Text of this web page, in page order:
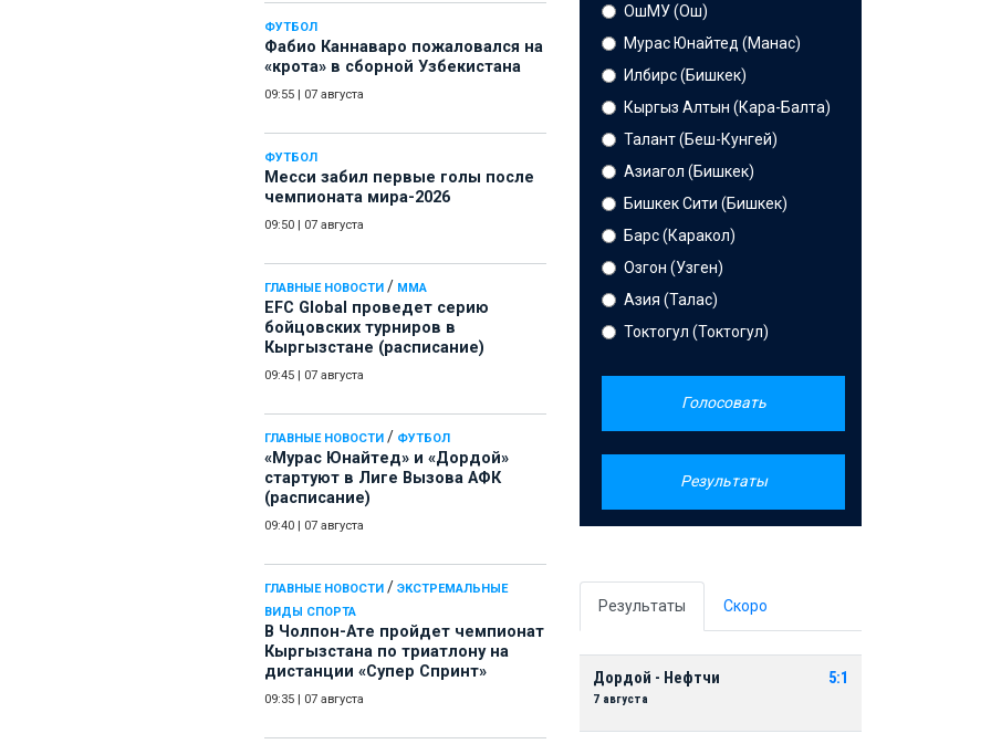
ФУТБОЛ
Фабио Каннаваро пожаловался на
«крота» в сборной Узбекистана
09:55 07 августа
ФУТБОЛ
Месси забил первые голы после
чемпионата мира-2026
09:50 07 августа
ГЛАВНЫЕ НОВОСТИ / ММА
EFC Global проведет серию
бойцовских турниров в
Кыргызстане (расписание)
09:45 07 августа
ГЛАВНЫЕ НОВОСТИ / ФУТБОЛ
«Мурас Юнайтед» и «Дордой»
стартуют в Лиге Вызова АФК
(расписание)
09:40 07 августа
ГЛАВНЫЕ НОВОСТИ / ЭКСТРЕМАЛЬНЫЕ
ВИДЫ СПОРТА
В Чолпон-Ате пройдет чемпионат
Кыргызстана по триатлону на
дистанции «Супер Спринт»
09:35 07 августа
ОшМУ (Ош)
Мурас Юнайтед (Манас)
Илбирс (Бишкек)
Кыргыз Алтын (Кара-Балта)
Талант (Беш-Кунгей)
Азиагол (Бишкек)
Бишкек Сити (Бишкек)
Барс (Каракол)
Озгон (Узген)
Азия (Талас)
Токтогул (Токтогул)
Голосовать
Результаты
Результаты Скоро
Дордой - Нефтчи
7 августа
5:1